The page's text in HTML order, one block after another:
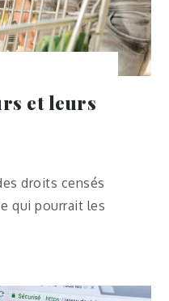
et leurs
droits censés
qui pourrait les